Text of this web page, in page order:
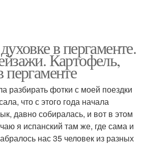
в пергаменте.
Картофель,
разбирать фотки с моей поездки
что с этого года начала
давно собиралась, и вот в этом
я испанский там же, где сама и
нас 35 человек из разных